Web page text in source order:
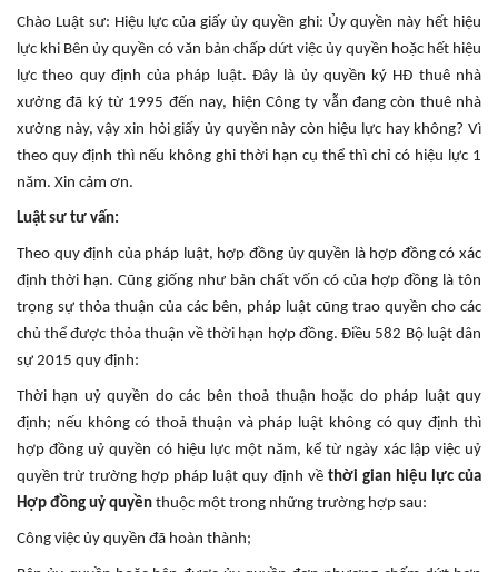
Chào Luật sư: Hiệu lực của giấy ủy quyền ghi: Ủy quyền này hết hiệu
lực khi Bên ủy quyền có văn bản chấp dứt việc ủy quyền hoặc hết hiệu
lực theo quy định của pháp luật. Đây là ủy quyền ký HĐ thuê nhà
xưởng đã ký từ 1995 đến nay, hiện Công ty vẫn đang còn thuê nhà
xưởng này, vậy xin hỏi giấy ủy quyền này còn hiệu lực hay không? Vì
theo quy định thì nếu không ghi thời hạn cụ thể thì chỉ có hiệu lực 1
năm. Xin cảm ơn.
Luật sư tư vấn:
Theo quy định của pháp luật, hợp đồng ủy quyền là hợp đồng có xác
định thời hạn. Cũng giống như bản chất vốn có của hợp đồng là tôn
trọng sự thỏa thuận của các bên, pháp luật cũng trao quyền cho các
chủ thể được thỏa thuận về thời hạn hợp đồng. Điều 582 Bộ luật dân
sự 2015 quy định:
Thời hạn uỷ quyền do các bên thoả thuận hoặc do pháp luật quy
định; nếu không có thoả thuận và pháp luật không có quy định thì
hợp đồng uỷ quyền có hiệu lực một năm, kể từ ngày xác lập việc uỷ
quyền trừ trường hợp pháp luật quy định về thời gian hiệu lực của
Hợp đồng uỷ quyền thuộc một trong những trường hợp sau:
Công việc ủy quyền đã hoàn thành;